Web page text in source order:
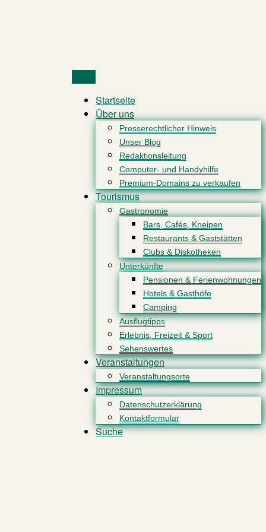
Startseite
Über uns
Presserechtlicher Hinweis
Unser Blog
Redaktionsleitung
Computer- und Handyhilfe
Premium-Domains zu verkaufen
Tourismus
Gastronomie
Bars, Cafés, Kneipen
Restaurants & Gaststätten
Clubs & Diskotheken
Unterkünfte
Pensionen & Ferienwohnungen
Hotels & Gasthöfe
Camping
Ausflugtipps
Erlebnis, Freizeit & Sport
Sehenswertes
Veranstaltungen
Veranstaltungsorte
Impressum
Datenschutzerklärung
Kontaktformular
Suche